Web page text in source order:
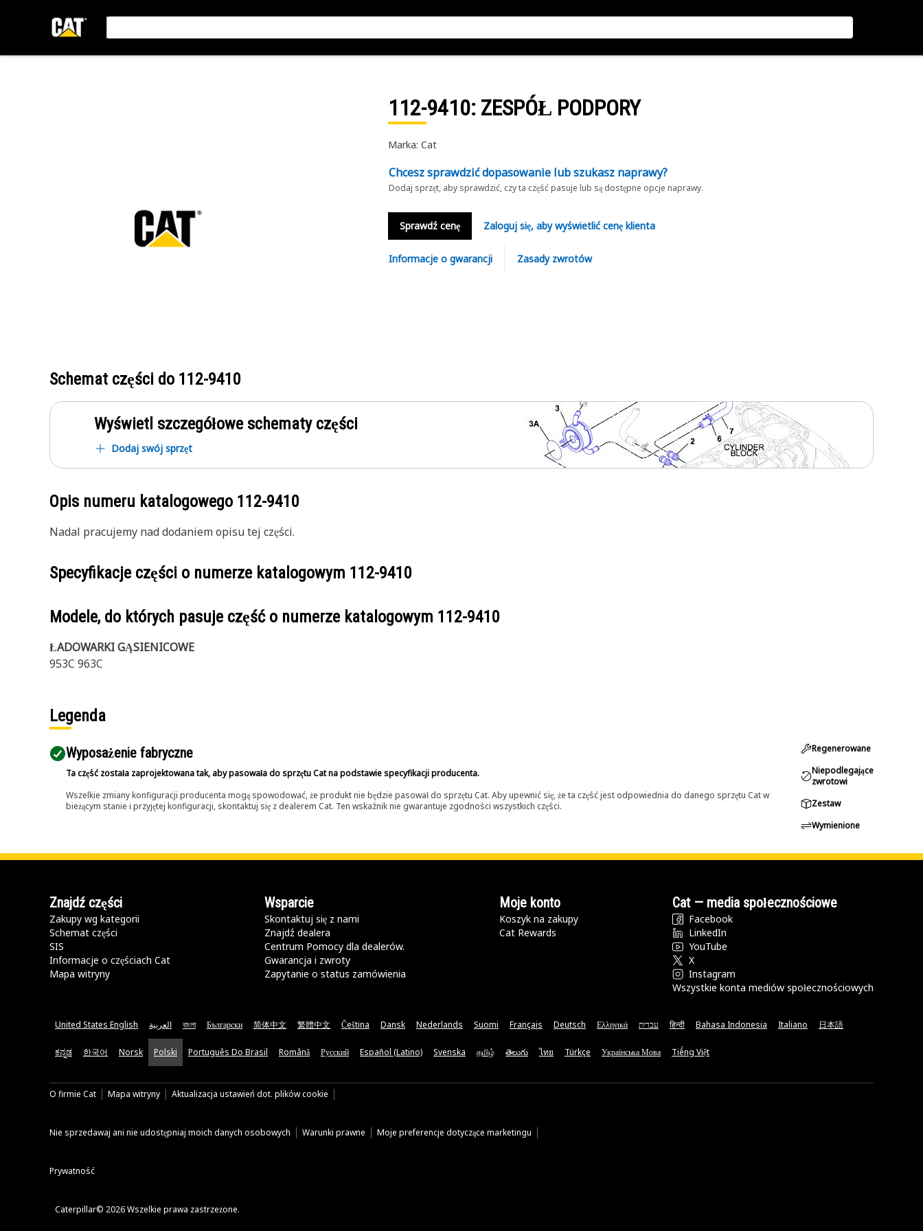
112-9410: ZESPÓŁ PODPORY
Marka: Cat
Chcesz sprawdzić dopasowanie lub szukasz naprawy?
Dodaj sprzęt, aby sprawdzić, czy ta część pasuje lub są dostępne opcje naprawy.
Sprawdź cenę Zaloguj się, aby wyświetlić cenę klienta
Informacje o gwarancji Zasady zwrotów
Schemat części do 112-9410
Wyświetl szczegółowe schematy części
Dodaj swój sprzęt
Opis numeru katalogowego 112-9410
Nadal pracujemy nad dodaniem opisu tej części.
Specyfikacje części o numerze katalogowym 112-9410
Modele, do których pasuje część o numerze katalogowym 112-9410
ŁADOWARKI GĄSIENICOWE
953C 963C
Legenda
Wyposażenie fabryczne
Ta część została zaprojektowana tak, aby pasowała do sprzętu Cat na podstawie specyfikacji producenta.
Wszelkie zmiany konfiguracji producenta mogą spowodować, że produkt nie będzie pasował do sprzętu Cat. Aby upewnić się, że ta część jest odpowiednia do danego sprzętu Cat w
bieżącym stanie i przyjętej konfiguracji, skontaktuj się z dealerem Cat. Ten wskaźnik nie gwarantuje zgodności wszystkich części.
Regenerowane
Niepodlegające
zwrotowi
Zestaw
Wymienione
Znajdź części
Zakupy wg kategorii
Schemat części
SIS
Informacje o częściach Cat
Mapa witryny
Wsparcie
Skontaktuj się z nami
Znajdź dealera
Centrum Pomocy dla dealerów.
Gwarancja i zwroty
Zapytanie o status zamówienia
Moje konto
Koszyk na zakupy
Cat Rewards
Cat — media społecznościowe
Facebook
LinkedIn
YouTube
X
Instagram
Wszystkie konta mediów społecznościowych
United States English العربية বাংলা Български 简体中文 繁體中文 Čeština Dansk Nederlands Suomi Français Deutsch Ελληνικά עברית हिन्दी Bahasa Indonesia Italiano 日本語
ಕನ್ನಡ 한국어 Norsk Polski Português Do Brasil Română Русский Español (Latino) Svenska தமிழ் తెలుగు ไทย Türkçe Українська Мова Tiếng Việt
O firmie Cat Mapa witryny Aktualizacja ustawień dot. plików cookie
Nie sprzedawaj ani nie udostępniaj moich danych osobowych Warunki prawne Moje preferencje dotyczące marketingu
Prywatność
Caterpillar© 2026 Wszelkie prawa zastrzeżone.